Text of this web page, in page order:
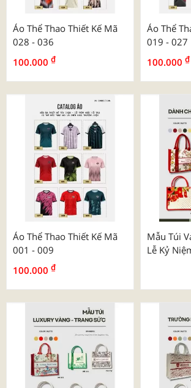
Áo Thể Thao Thiết Kế Mã
028 - 036
100.000 ₫
Áo Thể
019 - 027
100.000 ₫
Áo Thể Thao Thiết Kế Mã
001 - 009
100.000 ₫
Mẫu Túi
Lễ Kỷ